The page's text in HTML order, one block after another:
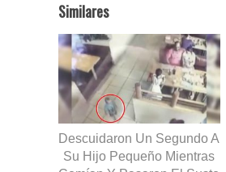
Similares
Descuidaron Un Segundo A
Su Hijo Pequeño Mientras